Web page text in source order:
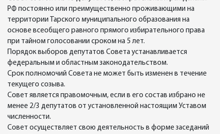
РФ постоянно или преимущественно проживающими на
территории Тарского муниципального образования на
основе всеобщего равного прямого избирательного права
при тайном голосовании сроком на 5 лет.
Порядок выборов депутатов Совета устанавливается
федеральным и областным законодательством.
Срок полномочий Совета не может быть изменен в течение
текущего созыва.
Совет является правомочным, если в его состав избрано не
менее 2/3 депутатов от установленной настоящим Уставом
численности.
Совет осуществляет свою деятельность в форме заседаний